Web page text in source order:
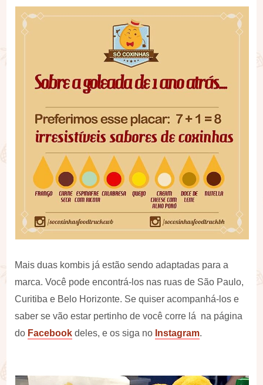
Mais duas kombis já estão sendo adaptadas para a
marca. Você pode encontrá-los nas ruas de São Paulo,
Curitiba e Belo Horizonte. Se quiser acompanhá-los e
saber se vão estar pertinho de você corre lá na página
do Facebook deles, e os siga no Instagram.